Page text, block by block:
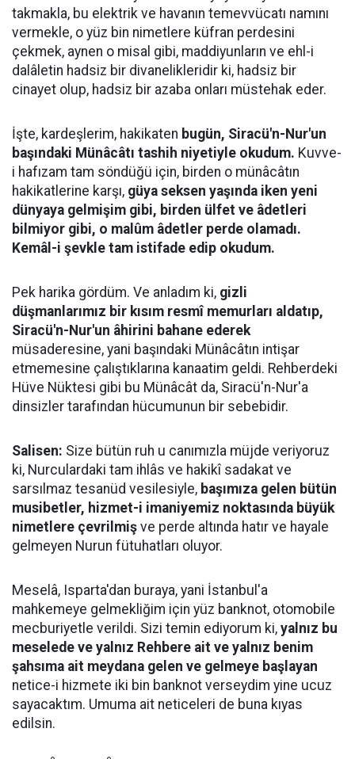
takmakla, bu elektrik ve havanın temevvücatı namını
vermekle, o yüz bin nimetlere küfran perdesini
çekmek, aynen o misal gibi, maddiyunların ve ehl-i
dalâletin hadsiz bir divanelikleridir ki, hadsiz bir
cinayet olup, hadsiz bir azaba onları müstehak eder.
İşte, kardeşlerim, hakikaten bugün, Siracü'n-Nur'un
başındaki Münâcâtı tashih niyetiyle okudum. Kuvve-
i hafızam tam söndüğü için, birden o münâcâtın
hakikatlerine karşı, güya seksen yaşında iken yeni
dünyaya gelmişim gibi, birden ülfet ve âdetleri
bilmiyor gibi, o malûm âdetler perde olamadı.
Kemâl-i şevkle tam istifade edip okudum.
Pek harika gördüm. Ve anladım ki, gizli
düşmanlarımız bir kısım resmî memurları aldatıp,
Siracü'n-Nur'un âhirini bahane ederek
müsaderesine, yani başındaki Münâcâtın intişar
etmemesine çalıştıklarına kanaatim geldi. Rehberdeki
Hüve Nüktesi gibi bu Münâcât da, Siracü'n-Nur'a
dinsizler tarafından hücumunun bir sebebidir.
Salisen: Size bütün ruh u canımızla müjde veriyoruz
ki, Nurculardaki tam ihlâs ve hakikî sadakat ve
sarsılmaz tesanüd vesilesiyle, başımıza gelen bütün
musibetler, hizmet-i imaniyemiz noktasında büyük
nimetlere çevrilmiş ve perde altında hatır ve hayale
gelmeyen Nurun fütuhatları oluyor.
Meselâ, Isparta'dan buraya, yani İstanbul'a
mahkemeye gelmekliğim için yüz banknot, otomobile
mecburiyetle verildi. Sizi temin ediyorum ki, yalnız bu
meselede ve yalnız Rehbere ait ve yalnız benim
şahsıma ait meydana gelen ve gelmeye başlayan
netice-i hizmete iki bin banknot verseydim yine ucuz
sayacaktım. Umuma ait neticeleri de buna kıyas
edilsin.